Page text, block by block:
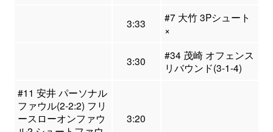
3:33
#7 大竹 3Pシュート
×
3:30
#34 茂崎 オフェンス
リバウンド(3-1-4)
#11 安井 パーソナル
ファウル(2-2:2) フリ
ースローオンファウ
3:20